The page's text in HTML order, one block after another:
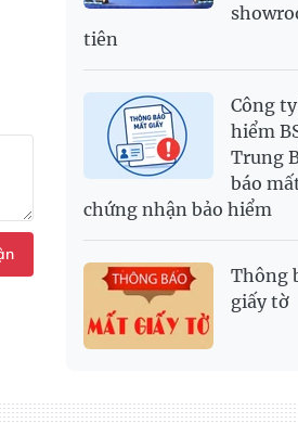
tiên
Công
hiểm
Trung
báo
chứng nhận bảo hiểm
Thông
giấy tờ